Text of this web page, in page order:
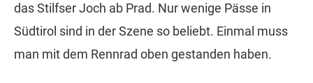
das Stilfser Joch ab Prad. Nur wenige Pässe in
Südtirol sind in der Szene so beliebt. Einmal muss
man mit dem Rennrad oben gestanden haben.